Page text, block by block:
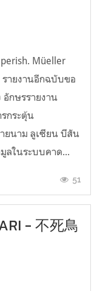
Müeller
ายงานอีกฉบับขอ
กษรรายงาน
กระตุ้น
ยนาม ลูเซียน บีสัน
ลในระบบคาด...
51
- 不死鳥